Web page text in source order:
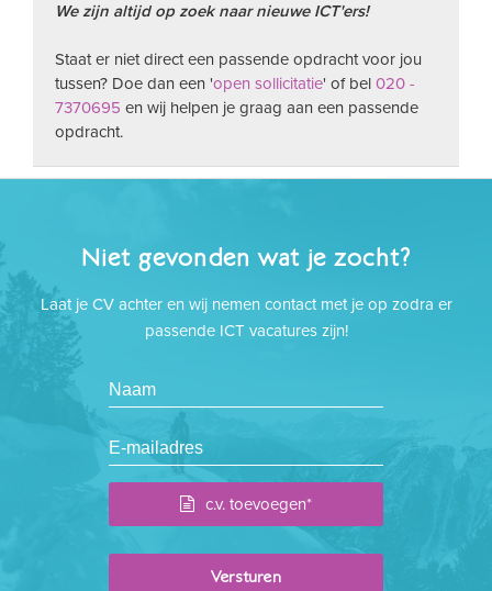
We zijn altijd op zoek naar nieuwe ICT'ers!
Staat er niet direct een passende opdracht voor jou
tussen? Doe dan een 'open sollicitatie' of bel 020 -
7370695 en wij helpen je graag aan een passende
opdracht.
Niet gevonden wat je zocht?
Laat je CV achter en wij nemen contact met je op zodra er
passende ICT vacatures zijn!
c.v. toevoegen*